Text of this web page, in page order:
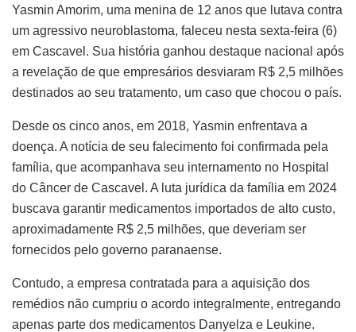
Yasmin Amorim, uma menina de 12 anos que lutava contra
um agressivo neuroblastoma, faleceu nesta sexta-feira (6)
em Cascavel. Sua história ganhou destaque nacional após
a revelação de que empresários desviaram R$ 2,5 milhões
destinados ao seu tratamento, um caso que chocou o país.
Desde os cinco anos, em 2018, Yasmin enfrentava a
doença. A notícia de seu falecimento foi confirmada pela
família, que acompanhava seu internamento no Hospital
do Câncer de Cascavel. A luta jurídica da família em 2024
buscava garantir medicamentos importados de alto custo,
aproximadamente R$ 2,5 milhões, que deveriam ser
fornecidos pelo governo paranaense.
Contudo, a empresa contratada para a aquisição dos
remédios não cumpriu o acordo integralmente, entregando
apenas parte dos medicamentos Danyelza e Leukine.